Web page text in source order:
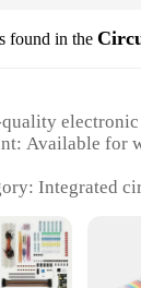
found in the
electronic
Available for
Integrated
Wide range
Property: High